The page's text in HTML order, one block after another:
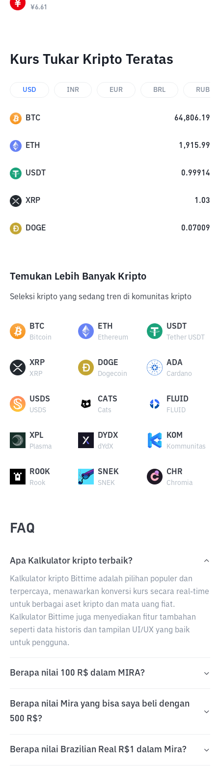
¥6.61
Kurs Tukar Kripto Teratas
USD INR EUR BRL RUB
BTC 64,806.19
ETH 1,915.99
USDT 0.99914
XRP 1.03
DOGE 0.07009
Temukan Lebih Banyak Kripto
Seleksi kripto yang sedang tren di komunitas kripto
BTC
Bitcoin
ETH
Ethereum
USDT
Tether USDT
XRP
XRP
DOGE
Dogecoin
ADA
Cardano
USDS
USDS
CATS
Cats
FLUID
FLUID
XPL
Plasma
DYDX
dYdX
KOM
Kommunitas
ROOK
Rook
SNEK
SNEK
CHR
Chromia
FAQ
Apa Kalkulator kripto terbaik?
Kalkulator kripto Bittime adalah pilihan populer dan
terpercaya, menawarkan konversi kurs secara real-time
untuk berbagai aset kripto dan mata uang fiat.
Kalkulator Bittime juga menyediakan fitur tambahan
seperti data historis dan tampilan UI/UX yang baik
untuk pengguna.
Berapa nilai 100 R$ dalam MIRA?
Berapa nilai Mira yang bisa saya beli dengan
500 R$?
Berapa nilai Brazilian Real R$1 dalam Mira?